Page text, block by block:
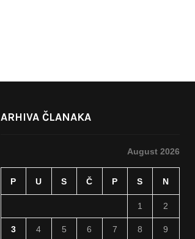
ARHIVA ČLANAKA
August 2026
P U S Č P S N
1 2
3 4 5 6 7 8 9